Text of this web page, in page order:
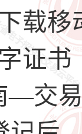
载
证
交